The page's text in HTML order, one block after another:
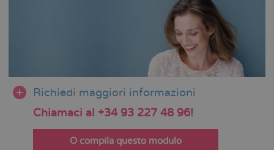
Richiedi maggiori informazioni
Chiamaci al +34 93 227 48 96!
O compila questo modulo